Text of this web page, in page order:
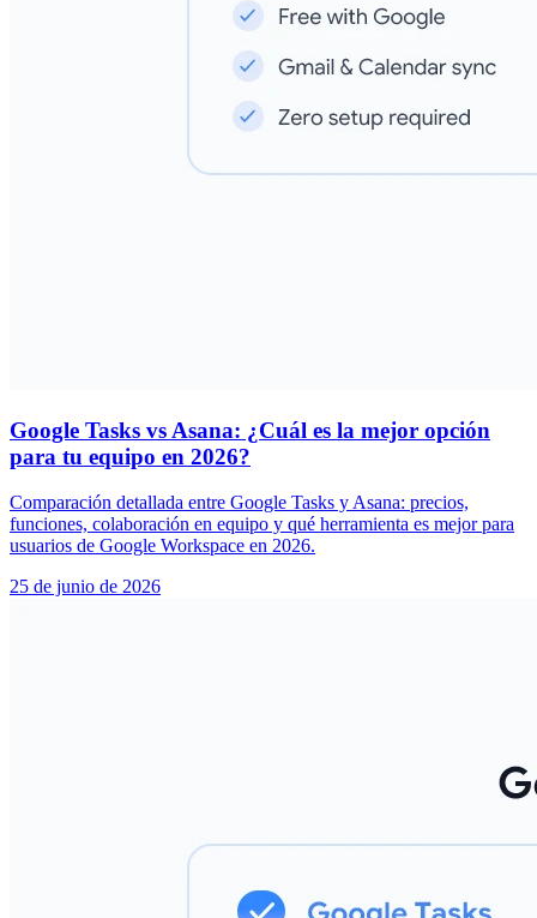
Google Tasks vs Asana: ¿Cuál es la mejor opción
para tu equipo en 2026?
Comparación detallada entre Google Tasks y Asana: precios,
funciones, colaboración en equipo y qué herramienta es mejor para
usuarios de Google Workspace en 2026.
25 de junio de 2026